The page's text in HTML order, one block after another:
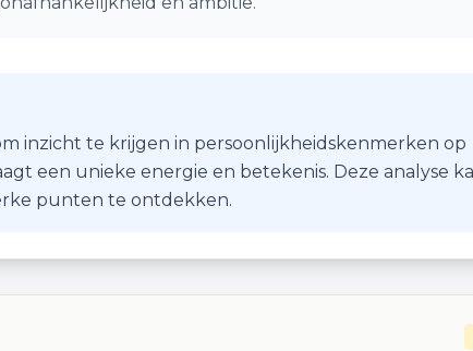
inzicht te krijgen in persoonlijkheidskenmerken op
een unieke energie en betekenis. Deze analyse
punten te ontdekken.